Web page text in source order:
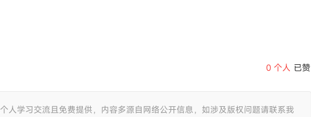
0 个人 已赞
人学习交流且免费提供，内容多源自网络公开信息，如涉及版权问题请联系我